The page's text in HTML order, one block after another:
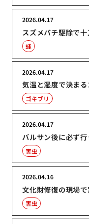
スズメバチ駆除で
2026.04.17
蜂
気温と湿度で決ま
2026.04.17
ゴキブリ
バルサン後に必ず
2026.04.17
害虫
文化財修復の現場
2026.04.16
害虫